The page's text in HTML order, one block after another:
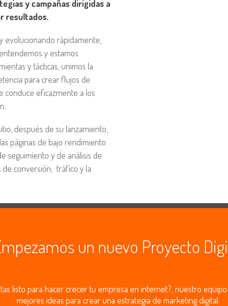
y campañas dirigidas a
resultados.
evolucionando rápidamente,
y estamos
y tácticas, unimos la
para crear flujos de
conduce eficazmente a los
después de su lanzamiento,
páginas de bajo rendimiento
seguimiento y de análisis de
de conversión, tráfico y la
un nuevo Proyecto
listo para hacer crecer tu empresa en internet?, nuestro
mejores ideas para crear una estrategia de marketing digital.